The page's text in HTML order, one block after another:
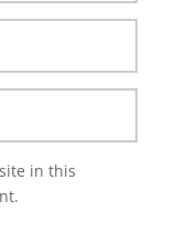
in this